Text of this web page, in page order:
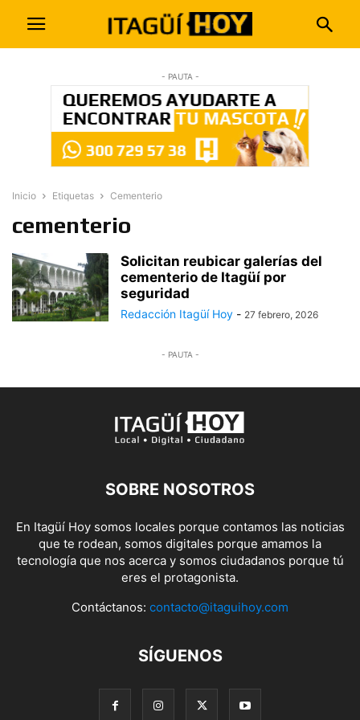
- PAUTA -
Inicio Etiquetas Cementerio
cementerio
Solicitan reubicar galerías del
cementerio de Itagüí por
seguridad
Redacción Itagüí Hoy - 27 febrero, 2026
- PAUTA -
SOBRE NOSOTROS
En Itagüí Hoy somos locales porque contamos las noticias
que te rodean, somos digitales porque amamos la
tecnología que nos acerca y somos ciudadanos porque tú
eres el protagonista.
Contáctanos: contacto@itaguihoy.com
SÍGUENOS